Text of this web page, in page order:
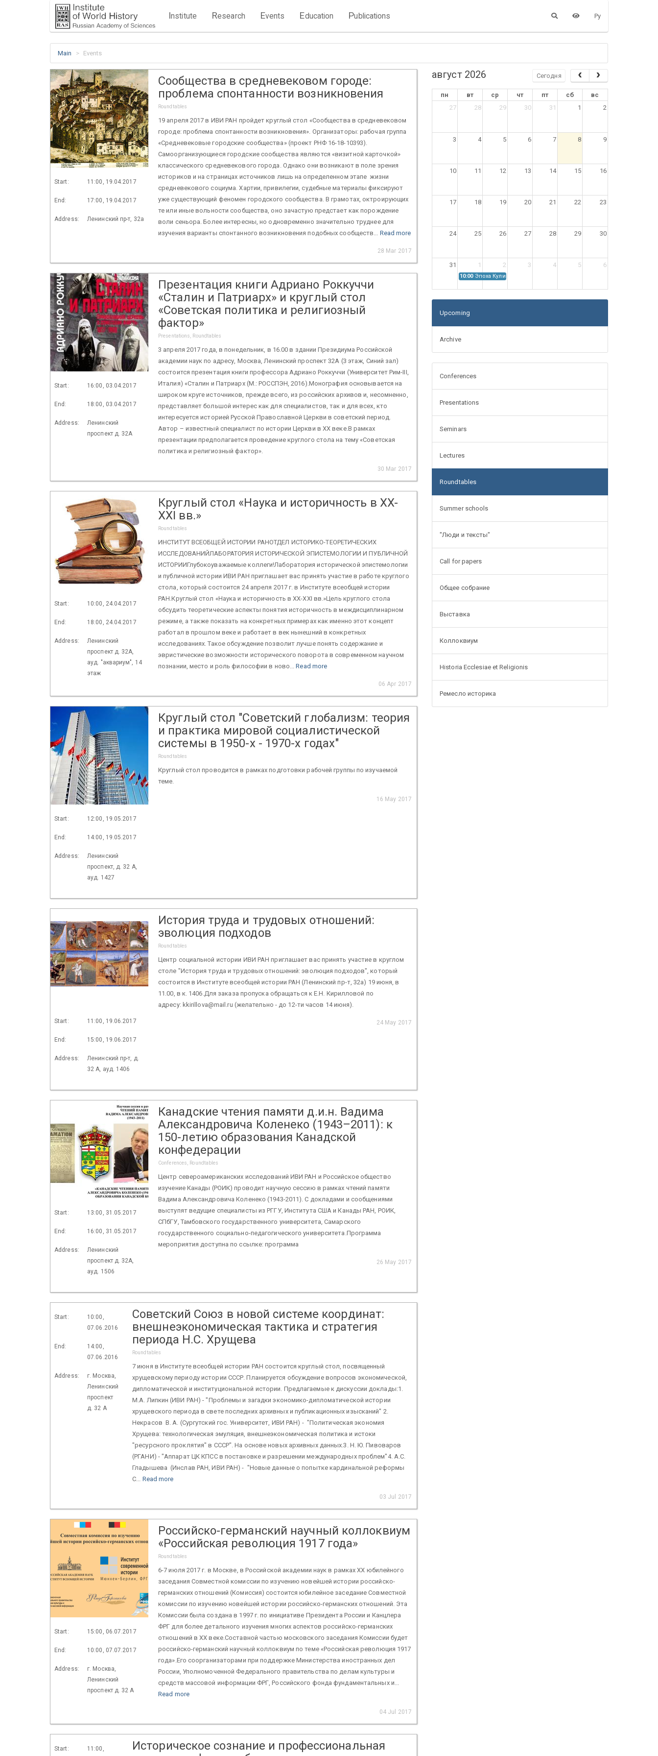
Institute Research Events Education Publications Ру
Main Events
Start: 11:00, 19.04.2017
End: 17:00, 19.04.2017
Address: Ленинский пр-т, 32а
Сообщества в средневековом городе:
проблема спонтанности возникновения
Roundtables
19 апреля 2017 в ИВИ РАН пройдет круглый стол «Сообщества в средневековом
городе: проблема спонтанности возникновения». Организаторы: рабочая группа
«Средневековые городские сообщества» (проект РНФ 16-18-10393).
Самоорганизующиеся городские сообщества являются «визитной карточкой»
классического средневекового города. Однако они возникают в поле зрения
историков и на страницах источников лишь на определенном этапе жизни
средневекового социума. Хартии, привилегии, судебные материалы фиксируют
уже существующий феномен городского сообщества. В грамотах, октроирующих
те или иные вольности сообщества, оно зачастую предстает как порождение
воли сеньора. Более интересны, но одновременно значительно труднее для
изучения варианты спонтанного возникновения подобных сообществ... Read more
28 Mar 2017
Start: 16:00, 03.04.2017
End: 18:00, 03.04.2017
Address:
Ленинский
проспект д. 32А
Презентация книги Адриано Роккуччи
«Сталин и Патриарх» и круглый стол
«Советская политика и религиозный
фактор»
Presentations, Roundtables
3 апреля 2017 года, в понедельник, в 16.00 в здании Президиума Российской
академии наук по адресу, Москва, Ленинский проспект 32А (3 этаж, Синий зал)
состоится презентация книги профессора Адриано Роккуччи (Университет Рим-III,
Италия) «Сталин и Патриарх (М.: РОССПЭН, 2016).Монография основывается на
широком круге источников, прежде всего, из российских архивов и, несомненно,
представляет большой интерес как для специалистов, так и для всех, кто
интересуется историей Русской Православной Церкви в советский период.
Автор – известный специалист по истории Церкви в ХХ веке.В рамках
презентации предполагается проведение круглого стола на тему «Советская
политика и религиозный фактор».
30 Mar 2017
Start: 10:00, 24.04.2017
End: 18:00, 24.04.2017
Address:
Ленинский
проспект д. 32А,
ауд. "аквариум", 14
этаж
Круглый стол «Наука и историчность в XX-
XXI вв.»
Roundtables
ИНСТИТУТ ВСЕОБЩЕЙ ИСТОРИИ РАНОТДЕЛ ИСТОРИКО-ТЕОРЕТИЧЕСКИХ
ИССЛЕДОВАНИЙЛАБОРАТОРИЯ ИСТОРИЧЕСКОЙ ЭПИСТЕМОЛОГИИ И ПУБЛИЧНОЙ
ИСТОРИИГлубокоуважаемые коллеги!Лаборатория исторической эпистемологии
и публичной истории ИВИ РАН приглашает вас принять участие в работе круглого
стола, который состоится 24 апреля 2017 г. в Институте всеобщей истории
РАН.Круглый стол «Наука и историчность в XX-XXI вв.»Цель круглого стола
обсудить теоретические аспекты понятия историчность в междисциплинарном
режиме, а также показать на конкретных примерах как именно этот концепт
работал в прошлом веке и работает в век нынешний в конкретных
исследованиях. Такое обсуждение позволит лучше понять содержание и
эвристические возможности исторического поворота в современном научном
познании, место и роль философии в ново...Read more
06 Apr 2017
Start: 12:00, 19.05.2017
End: 14:00, 19.05.2017
Address:
Ленинский
проспект, д. 32 А,
ауд. 1427
Круглый стол "Советский глобализм: теория
и практика мировой социалистической
системы в 1950-х - 1970-х годах"
Roundtables
Круглый стол проводится в рамках подготовки рабочей группы по изучаемой
теме.
16 May 2017
Start: 11:00, 19.06.2017
End: 15:00, 19.06.2017
Address:
Ленинский пр-т, д.
32 А, ауд. 1406
История труда и трудовых отношений:
эволюция подходов
Roundtables
Центр социальной истории ИВИ РАН приглашает вас принять участие в круглом
столе "История труда и трудовых отношений: эволюция подходов", который
состоится в Институте всеобщей истории РАН (Ленинский пр-т, 32а) 19 июня, в
11.00, в к. 1406.Для заказа пропуска обращаться к Е.Н. Кирилловой по
адресу: kkirillova@mail.ru (желательно - до 12-ти часов 14 июня).
24 May 2017
Start: 13:00, 31.05.2017
End: 16:00, 31.05.2017
Address:
Ленинский
проспект д. 32А,
ауд. 1506
Канадские чтения памяти д.и.н. Вадима
Александровича Коленеко (1943–2011): к
150-летию образования Канадской
конфедерации
Conferences, Roundtables
Центр североамериканских исследований ИВИ РАН и Российское общество
изучение Канады (РОИК) проводит научную сессию в рамках чтений памяти
Вадима Александровича Коленеко (1943-2011). С докладами и сообщениями
выступят ведущие специалисты из РГГУ, Института США и Канады РАН, РОИК,
СПбГУ, Тамбовского государственного университета, Самарского
государственного социально-педагогического университета.Программа
мероприятия доступна по ссылке: программа
26 May 2017
Start:
10:00,
07.06.2016
End:
14:00,
07.06.2016
Address:
г. Москва,
Ленинский
проспект
д. 32 А
Советский Союз в новой системе координат:
внешнеэкономическая тактика и стратегия
периода Н.С. Хрущева
Roundtables
7 июня в Институте всеобщей истории РАН состоится круглый стол, посвященный
хрущевскому периоду истории СССР. Планируется обсуждение вопросов экономической,
дипломатической и институциональной истории. Предлагаемые к дискуссии доклады:1.
М.А. Липкин (ИВИ РАН) - "Проблемы и загадки экономико-дипломатической истории
хрущевского периода в свете последних архивных и публикационных изысканий" 2.
Некрасов В. А. (Сургутский гос. Университет, ИВИ РАН) - "Политическая экономия
Хрущева: технологическая эмуляция, внешнеэкономическая политика и истоки
"ресурсного проклятия" в СССР". На основе новых архивных данных.3. Н. Ю. Пивоваров
(РГАНИ) - "Аппарат ЦК КПСС в постановке и разрешении международных проблем"4. А.С.
Гладышева (Инслав РАН, ИВИ РАН) - "Новые данные о попытке кардинальной реформы
С... Read more
03 Jul 2017
Start: 15:00, 06.07.2017
End: 10:00, 07.07.2017
Address:
г. Москва,
Ленинский
проспект д. 32 А
Российско-германский научный коллоквиум
«Российская революция 1917 года»
Roundtables
6-7 июля 2017 г. в Москве, в Российской академии наук в рамках XХ юбилейного
заседания Совместной комиссии по изучению новейшей истории российско-
германских отношений (Комиссия) состоится юбилейное заседание Совместной
комиссии по изучению новейшей истории российско-германских отношений. Эта
Комиссии была создана в 1997 г. по инициативе Президента России и Канцлера
ФРГ для более детального изучения многих аспектов российско-германских
отношений в ХХ веке.Составной частью московского заседания Комиссии будет
российско-германский научный коллоквиум по теме «Российская революция 1917
года».Его соорганизаторами при поддержке Министерства иностранных дел
России, Уполномоченной Федерального правительства по делам культуры и
средств массовой информации ФРГ, Российского фонда фундаментальных и...
Read more
04 Jul 2017
Start:
11:00,
Историческое сознание и профессиональная
август 2026 Сегодня
пн вт ср чт пт сб
вс
27
28 29 30 31 1 2
3 4 5 6 7 8 9
10 11 12 13 14 15 16
17 18 19 20 21 22 23
24 25 26 27 28 29 30
31 1 2 3 4 5 6
10:00 Эпоха Куликовской битвы: Проблемы источниковедения
Upcoming
Archive
Conferences
Presentations
Seminars
Lectures
Roundtables
Summer schools
"Люди и тексты"
Call for papers
Общее собрание
Выставка
Коллоквиум
Historia Ecclesiae et Religionis
Ремесло историка